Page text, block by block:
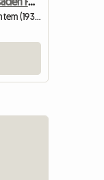
Unterkunft beim Gastgeber | Zaventem (1932) | 25 M2